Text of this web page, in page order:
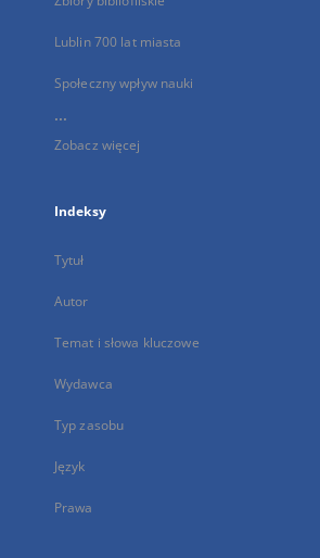
Lublin 700 lat miasta
Społeczny wpływ nauki
...
Zobacz więcej
Indeksy
Tytuł
Autor
Temat i słowa kluczowe
Wydawca
Typ zasobu
Język
Prawa